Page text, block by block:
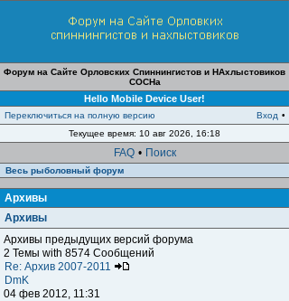
Форум на Сайте Орловских Спиннингистов и НАхлыстовиков
СОСНа
Hello Mobile Device User!
Переключиться на полную версию Вход •
Текущее время: 10 авг 2026, 16:18
FAQ • Поиск
Весь рыболовный форум
Архивы
Архивы
Архивы предыдущих версий форума
2 Темы with 8574 Сообщений
Re: Архив 2007-2011
DmK
04 фев 2012, 11:31